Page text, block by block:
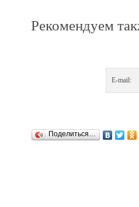
Рекомендуем
E-mail:
Поделиться…